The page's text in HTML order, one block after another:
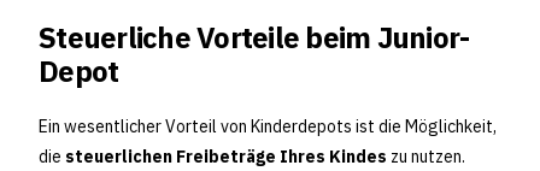
Steuerliche Vorteile beim Junior-
Depot
Ein wesentlicher Vorteil von Kinderdepots ist die Möglichkeit,
die steuerlichen Freibeträge Ihres Kindes zu nutzen.